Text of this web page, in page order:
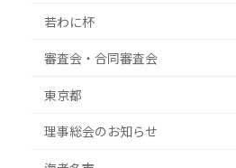
若わに杯
審査会・合同審査会
東京都
理事総会のお知らせ